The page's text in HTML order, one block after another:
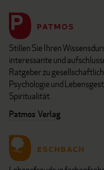
Stillen Sie Ihren
interessante und
Ratgeber zu
Psychologie und
Spiritualität.
Patmos Verlag